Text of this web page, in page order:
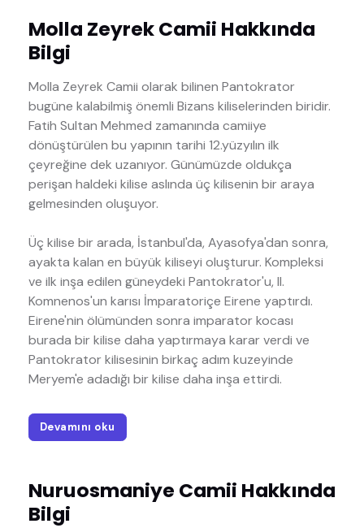
Molla Zeyrek Camii Hakkında
Bilgi
Molla Zeyrek Camii olarak bilinen Pantokrator
bugüne kalabilmiş önemli Bizans kiliselerinden biridir.
Fatih Sultan Mehmed zamanında camiiye
dönüştürülen bu yapının tarihi 12.yüzyılın ilk
çeyreğine dek uzanıyor. Günümüzde oldukça
perişan haldeki kilise aslında üç kilisenin bir araya
gelmesinden oluşuyor.
Üç kilise bir arada, İstanbul'da, Ayasofya'dan sonra,
ayakta kalan en büyük kiliseyi oluşturur. Kompleksi
ve ilk inşa edilen güneydeki Pantokrator'u, II.
Komnenos'un karısı İmparatoriçe Eirene yaptırdı.
Eirene'nin ölümünden sonra imparator kocası
burada bir kilise daha yaptırmaya karar verdi ve
Pantokrator kilisesinin birkaç adım kuzeyinde
Meryem'e adadığı bir kilise daha inşa ettirdi.
Devamını oku
Nuruosmaniye Camii Hakkında
Bilgi